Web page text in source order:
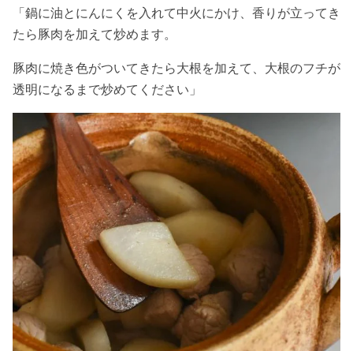
「鍋に油とにんにくを入れて中火にかけ、香りが立ってき
たら豚肉を加えて炒めます。
豚肉に焼き色がついてきたら大根を加えて、大根のフチが
透明になるまで炒めてください」